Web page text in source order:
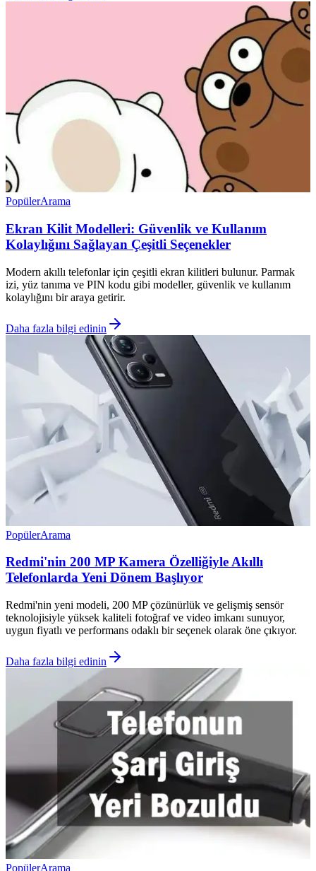
PopülerArama
Ekran Kilit Modelleri: Güvenlik ve Kullanım
Kolaylığını Sağlayan Çeşitli Seçenekler
Modern akıllı telefonlar için çeşitli ekran kilitleri bulunur. Parmak
izi, yüz tanıma ve PIN kodu gibi modeller, güvenlik ve kullanım
kolaylığını bir araya getirir.
Daha fazla bilgi edinin
PopülerArama
Redmi'nin 200 MP Kamera Özelliğiyle Akıllı
Telefonlarda Yeni Dönem Başlıyor
Redmi'nin yeni modeli, 200 MP çözünürlük ve gelişmiş sensör
teknolojisiyle yüksek kaliteli fotoğraf ve video imkanı sunuyor,
uygun fiyatlı ve performans odaklı bir seçenek olarak öne çıkıyor.
Daha fazla bilgi edinin
PopülerArama